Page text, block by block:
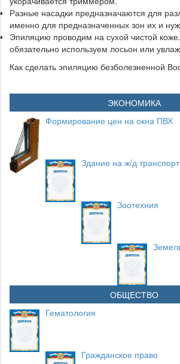
Разные насадки предназначаются для
именно для предназначенных зон их и
Эпиляцию проводим на сухой чистой
обязательно используем лосьон или
Как сделать эпиляцию безболезненной
ЭКОНОМИКА
Формирование цен на окна ПВХ
Здание на ж/д
Зоотехния
ОБЩЕСТВО
Гематология
Гражданское право